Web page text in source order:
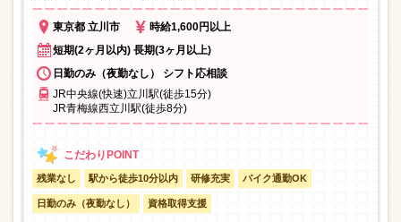
東京都 立川市
時給1,600円以上
短期(2ヶ月以内) 長期(3ヶ月以上)
日勤のみ（夜勤なし） シフト応相談
JR中央線(快速)立川駅(徒歩15分)
JR青梅線西立川駅(徒歩8分)
残業なし 駅から徒歩10分以内 研修充実 バイク通勤OK
日勤のみ（夜勤なし） 資格取得支援